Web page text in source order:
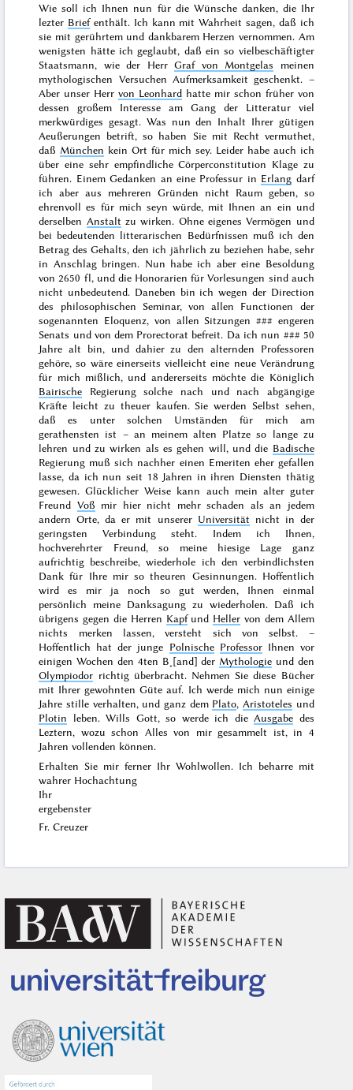
Wie soll ich Ihnen nun für die Wünsche danken, die Ihr
lezter Briefenthält. Ich kann mit Wahrheit sagen, daß ich
sie mit gerührtem und dankbarem Herzen vernommen. Am
wenigsten hätte ich geglaubt, daß ein so vielbeschäftigter
Staatsmann, wie der HerrGraf von Montgelas meinen
mythologischen Versuchen Aufmerksamkeit geschenkt. –
Aber unser Herrvon Leonhard hatte mir schon früher von
dessen großem Interesse am Gang der Litteratur viel
merkwürdiges gesagt. Was nun den Inhalt Ihrer gütigen
Aeußerungen betrift, so haben Sie mit Recht vermuthet,
daß München kein Ort für mich sey. Leider habe auch ich
über eine sehr empfindliche Cörperconstitution Klage zu
führen. Einem Gedanken an eine Professur in Erlang darf
ich aber aus mehreren Gründen nicht Raum geben, so
ehrenvoll es für mich seyn würde, mit Ihnen an ein und
derselben Anstalt zu wirken. Ohne eigenes Vermögen und
bei bedeutenden litterarischen Bedürfnissen muß ich den
Betrag des Gehalts, den ich jährlich zu beziehen habe, sehr
in Anschlag bringen. Nun habe ich aber eine Besoldung
von 2650 fl, und die Honorarien für Vorlesungen sind auch
nicht unbedeutend. Daneben bin ich wegen der Direction
des philosophischen Seminar, von allen Functionen der
sogenannten Eloquenz, von allen Sitzungen ### engeren
Senats und von dem Prorectorat befreit. Da ich nun ###50
Jahre alt bin, und dahier zu den alternden Professoren
gehöre, so wäre einerseits vielleicht eine neue Verändrung
für mich mißlich, und andererseits möchte die Königlich
Bairische Regierung solche nach und nach abgängige
Kräfte leicht zu theuer kaufen. Sie werden Selbst sehen,
daß es unter solchen Umständen für mich am
gerathensten ist – an meinem alten Platze so lange zu
lehren und zu wirken als es gehen will, und die Badische
Regierung muß sich nachher einen Emeriten eher gefallen
lasse, da ich nun seit 18 Jahren in ihren Diensten thätig
gewesen. Glücklicher Weise kann auch mein alter guter
Freund Voß mir hier nicht mehr schaden als an jedem
andern Orte, da er mit unserer Universität nicht in der
geringsten Verbindung steht. Indem ich Ihnen,
hochverehrter Freund, so meine hiesige Lage ganz
aufrichtig beschreibe, wiederhole ich den verbindlichsten
Dank für Ihre mir so theuren Gesinnungen. Hoffentlich
wird es mir ja noch so gut werden, Ihnen einmal
persönlich meine Danksagung zu wiederholen. Daß ich
übrigens gegen die Herren Kapfund Heller von dem Allem
nichts merken lassen, versteht sich von selbst. –
Hoffentlich hat der junge Polnische ProfessorIhnen vor
einigen Wochen den 4ten B˖[and] der Mythologie und den
Olympiodor richtig überbracht. Nehmen Sie diese Bücher
mit Ihrer gewohnten Güte auf. Ich werde mich nun einige
Jahre stille verhalten, und ganz dem Plato,Aristoteles und
Plotin leben. Wills Gott, so werde ich dieAusgabe des
Leztern, wozu schon Alles von mir gesammelt ist, in 4
Jahren vollenden können.
Erhalten Sie mir ferner Ihr Wohlwollen. Ich beharre mit
wahrer Hochachtung
Ihr
ergebenster
Fr. Creuzer